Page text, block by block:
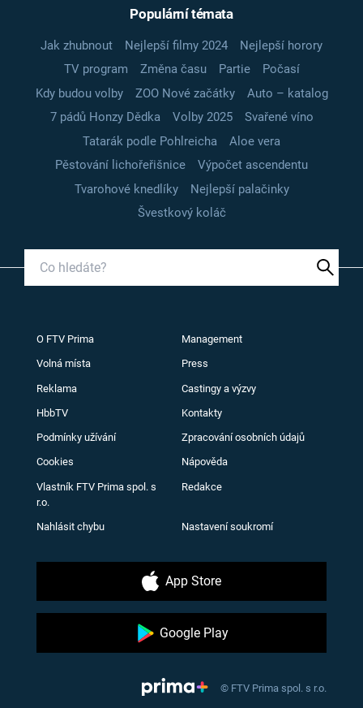
Populární témata
Jak zhubnout Nejlepší filmy 2024
Nejlepší horory
TV program
Změna času Partie
Počasí
Kdy budou volby
ZOO Nové začátky
Auto – katalog
7 pádů Honzy Dědka
Volby 2025
Svařené víno
Tatarák podle Pohlreicha
Aloe vera
Pěstování lichořeřišnice
Výpočet ascendentu
Tvarohové knedlíky
Nejlepší palačinky
Švestkový koláč
O FTV Prima Management
Volná místa Press
Reklama Castingy a výzvy
HbbTV Kontakty
Podmínky užívání Zpracování osobních údajů
Cookies Nápověda
Vlastník FTV Prima spol. s
r.o.
Redakce
Nahlásit chybu Nastavení soukromí
App Store
Google Play
© FTV Prima spol. s r.o.